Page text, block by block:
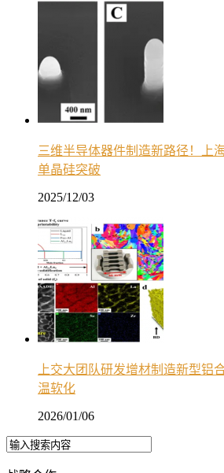
三维半导体器件制造新路径！上
单晶硅突破
2025/12/03
上交大团队研发增材制造新型铝
温软化
2026/01/06